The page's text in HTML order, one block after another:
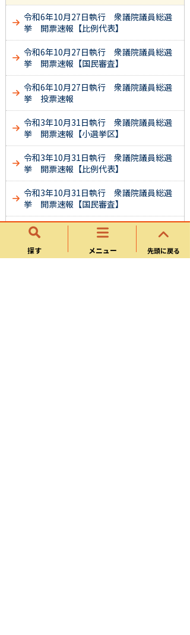
探す メニュー 先頭に戻る
令和6年10月27日執行 衆議院議員総選
挙 開票速報【比例代表】
令和6年10月27日執行 衆議院議員総選
挙 開票速報【国民審査】
令和6年10月27日執行 衆議院議員総選
挙 投票速報
令和3年10月31日執行 衆議院議員総選
挙 開票速報【小選挙区】
令和3年10月31日執行 衆議院議員総選
挙 開票速報【比例代表】
令和3年10月31日執行 衆議院議員総選
挙 開票速報【国民審査】
令和3年10月31日執行 衆議院議員総選
挙 投票速報